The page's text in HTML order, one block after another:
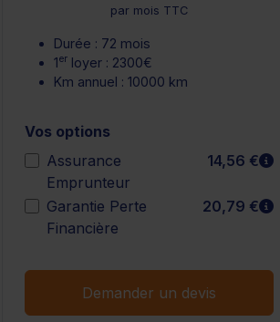
par mois TTC
Durée : 72 mois
1er loyer : 2300€
Km annuel : 10000 km
Vos options
Assurance
Emprunteur
14,56 €
Garantie Perte
Financière
20,79 €
Demander un devis